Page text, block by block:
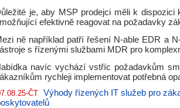
je, aby MSP prodejci měli k
efektivně reagovat na požadavky
ně například patří řešení N-able EDR a
s řízenými službami MDR pro
navíc vychází vstříc požadavkům
rychleji implementovat potřebná
ČT
Výhody řízených IT služeb pro